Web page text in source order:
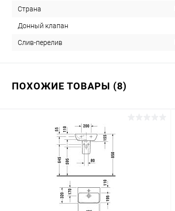
Страна
Донный клапан
Слив-перелив
ПОХОЖИЕ ТОВАРЫ (8)